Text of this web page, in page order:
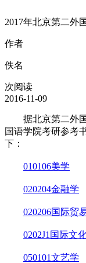
2017年北京第二外
作者
佚名
次阅读
2016-11-09
据北京第二外国
国语学院考研参考
下：
010106美学
020204金融学
020206国际贸
0202J1国际文
050101文艺学